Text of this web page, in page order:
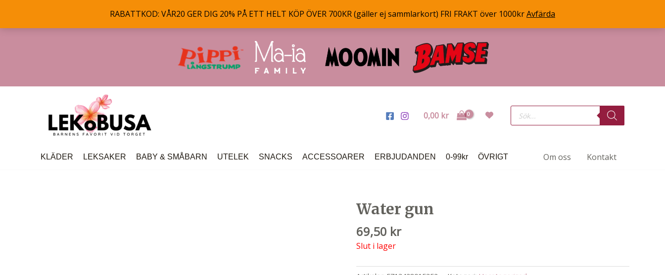
RABATTKOD: VÅR20 GER DIG 20% PÅ ETT HELT KÖP ÖVER 700KR (gäller ej sammlarkort) FRI FRAKT över 1000krAvfärda
0,00 kr
Products
search
KLÄDER LEKSAKER BABY & SMÅBARN UTELEK SNACKS ACCESSOARER ERBJUDANDEN 0-99kr ÖVRIGT Om oss Kontakt
Water gun
69,50 kr
Slut i lager